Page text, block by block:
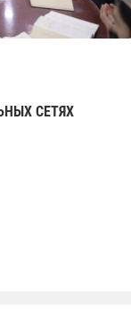
СЕТЯХ